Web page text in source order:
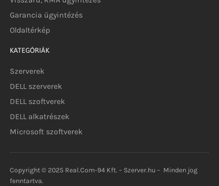
Garancia ügyintézés
Oldaltérkép
KATEGÓRIÁK
Szerverek
DELL szerverek
DELL szoftverek
DELL alkatrészek
Microsoft szoftverek
Copyright © 2025 Real.Com-94 Kft. – Szerver.hu – Minden jog
fenntartva.